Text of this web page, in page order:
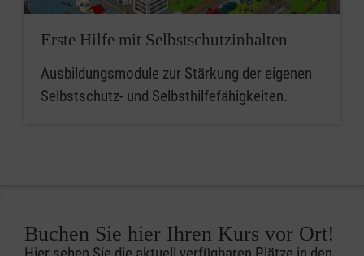
Erste Hilfe mit Selbstschutzinhalten
Ausbildungsmodule zur Stärkung der eigenen
Selbstschutz- und Selbsthilfefähigkeiten.
Buchen Sie hier Ihren Kurs vor Ort!